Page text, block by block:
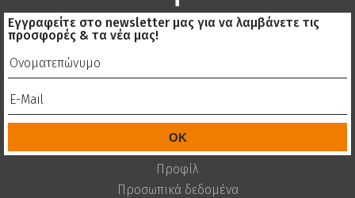
Εγγραφείτε στο newsletter μας για να λαμβάνετε τις
προσφορές & τα νέα μας!
Προφίλ
Προσωπικά δεδομένα